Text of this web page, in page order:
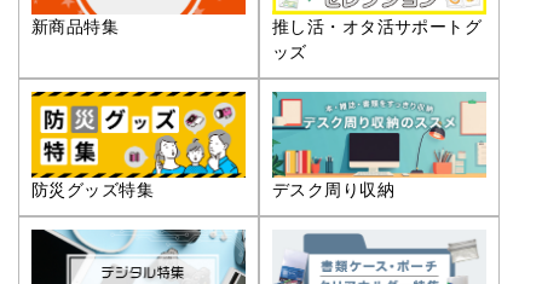
新商品特集
推し活・オタ活サポートグ
ッズ
防災グッズ特集 デスク周り収納